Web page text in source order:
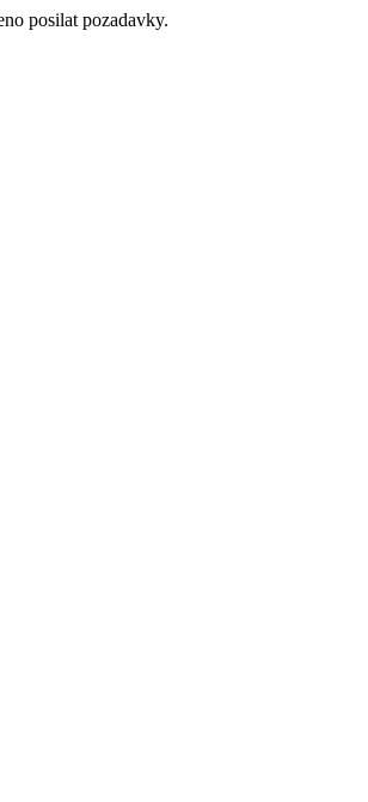
posilat pozadavky.